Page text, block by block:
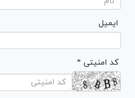
ایمیل
* کد امنیتی